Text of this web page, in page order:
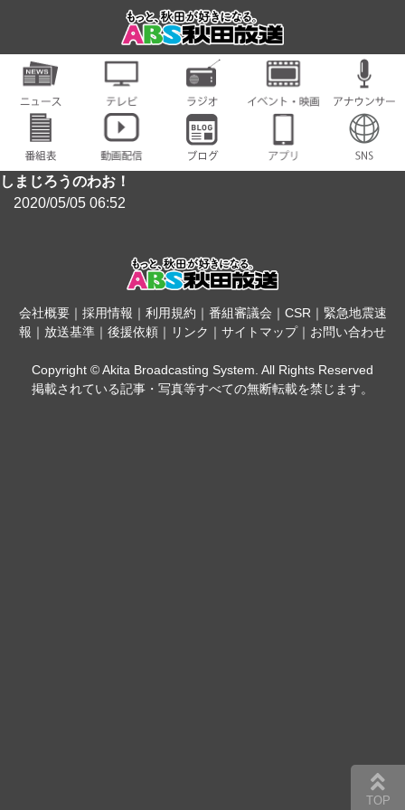
しまじろうのわお！
2020/05/05 06:52
会社概要｜ 採用情報 ｜ 利用規約 ｜ 番組審議会 ｜ CSR｜ 緊急地震速
報 ｜ 放送基準 ｜ 後援依頼 ｜ リンク ｜ サイトマップ｜ お問い合わせ
Copyright © Akita Broadcasting System. All Rights Reserved
掲載されている記事・写真等すべての無断転載を禁じます。